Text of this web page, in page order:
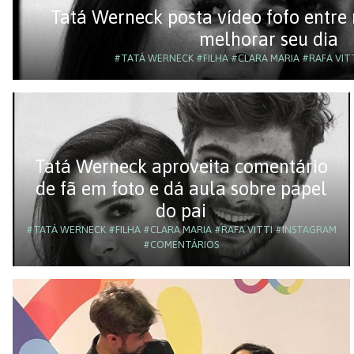
Tatá Werneck posta vídeo fofo
melhorar seu dia
#TATÁ WERNECK#FILHA#CLARA MARIA#RAFA
Tatá Werneck aproveita comentário
de fã em foto e dá aula sobre papel
do pai
#TATÁ WERNECK#FILHA#CLARA MARIA#RAFA VITTI #INSTAGRAM
#COMENTÁRIOS